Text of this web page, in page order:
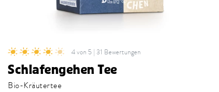
4 von 5 | 31 Bewertungen
Schlafengehen Tee
Bio-Kräutertee